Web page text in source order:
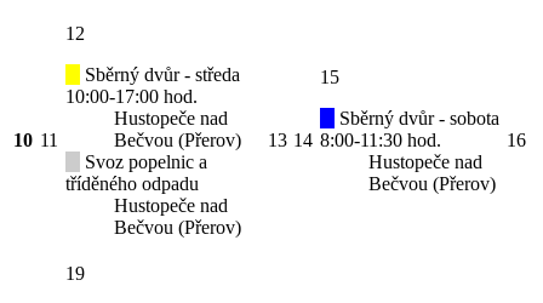
10 11
12
Sběrný dvůr - středa
10:00-17:00 hod.
Hustopeče nad
Bečvou (Přerov)
Svoz popelnic a
tříděného odpadu
Hustopeče nad
Bečvou (Přerov)
13 14
15
Sběrný dvůr - sobota
8:00-11:30 hod.
Hustopeče nad
Bečvou (Přerov)
16
19